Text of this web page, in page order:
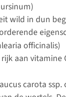
wild in dun
officinalis)
aan vitamine
carota ssp.